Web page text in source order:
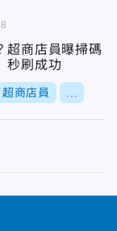
超商店員曝掃碼
秒刷成功
超商店員